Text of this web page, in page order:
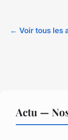
← Voir tous les
Actu —